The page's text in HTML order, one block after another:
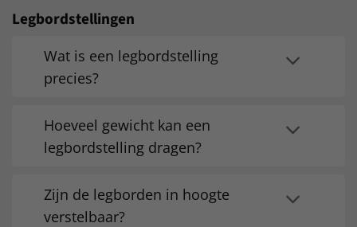
Legbordstellingen
Wat is een legbordstelling
precies?
Hoeveel gewicht kan een
legbordstelling dragen?
Zijn de legborden in hoogte
verstelbaar?